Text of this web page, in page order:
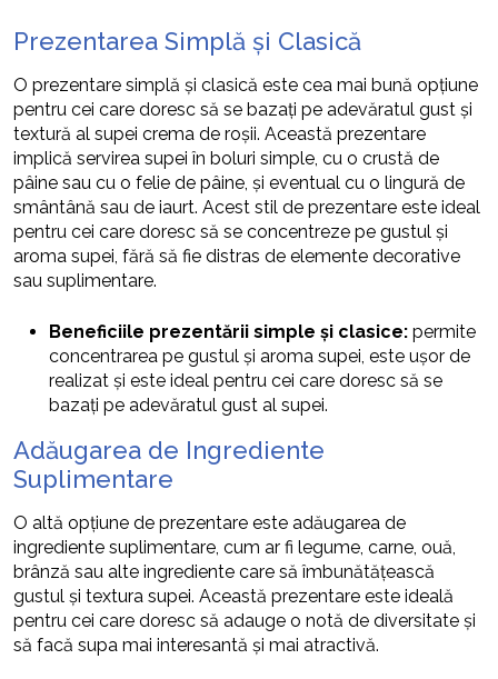
Prezentarea Simplă și Clasică
O prezentare simplă și clasică este cea mai bună opțiune
pentru cei care doresc să se bazați pe adevăratul gust și
textură al supei crema de roșii. Această prezentare
implică servirea supei în boluri simple, cu o crustă de
pâine sau cu o felie de pâine, și eventual cu o lingură de
smântână sau de iaurt. Acest stil de prezentare este ideal
pentru cei care doresc să se concentreze pe gustul și
aroma supei, fără să fie distras de elemente decorative
sau suplimentare.
Beneficiile prezentării simple și clasice: permite
concentrarea pe gustul și aroma supei, este ușor de
realizat și este ideal pentru cei care doresc să se
bazați pe adevăratul gust al supei.
Adăugarea de Ingrediente
Suplimentare
O altă opțiune de prezentare este adăugarea de
ingrediente suplimentare, cum ar fi legume, carne, ouă,
brânză sau alte ingrediente care să îmbunătățească
gustul și textura supei. Această prezentare este ideală
pentru cei care doresc să adauge o notă de diversitate și
să facă supa mai interesantă și mai atractivă.